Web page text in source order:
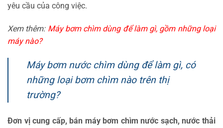
yêu cầu của công việc.
Xem thêm: Máy bơm chìm dùng để làm gì, gồm những loại
máy nào?
Máy bơm nước chìm dùng để làm gì, có
những loại bơm chìm nào trên thị
trường?
Đơn vị cung cấp, bán máy bơm chìm nước sạch, nước thải